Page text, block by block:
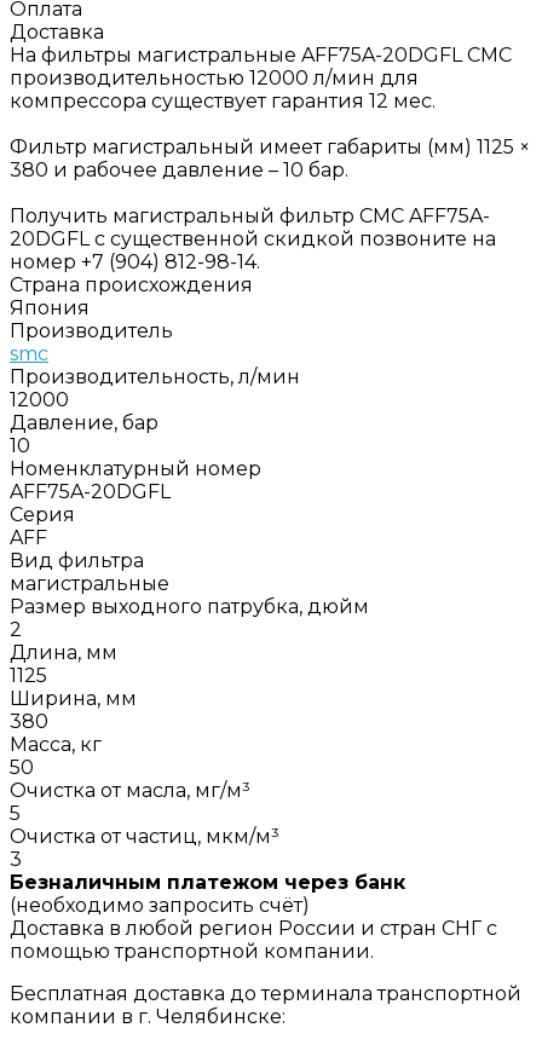
Оплата
Доставка
На фильтры магистральные AFF75A-20DGFL СМС
производительностью 12000 л/мин для
компрессора существует гарантия 12 мес.
Фильтр магистральный имеет габариты (мм) 1125 ×
380 и рабочее давление – 10 бар.
Получить магистральный фильтр СМС AFF75A-
20DGFL с существенной скидкой позвоните на
номер +7 (904) 812-98-14.
Страна происхождения
Япония
Производитель
smc
Производительность, л/мин
12000
Давление, бар
10
Номенклатурный номер
AFF75A-20DGFL
Серия
AFF
Вид фильтра
магистральные
Размер выходного патрубка, дюйм
2
Длина, мм
1125
Ширина, мм
380
Масса, кг
50
Очистка от масла, мг/м³
5
Очистка от частиц, мкм/м³
3
Безналичным платежом через банк
(необходимо запросить счёт)
Доставка в любой регион России и стран СНГ с
помощью транспортной компании.
Бесплатная доставка до терминала транспортной
компании в г. Челябинске: